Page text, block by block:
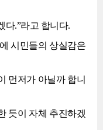
다.”라고 합니다.
시민들의 상실감은
먼저가 아닐까 합니
듯이 자체 추진하겠